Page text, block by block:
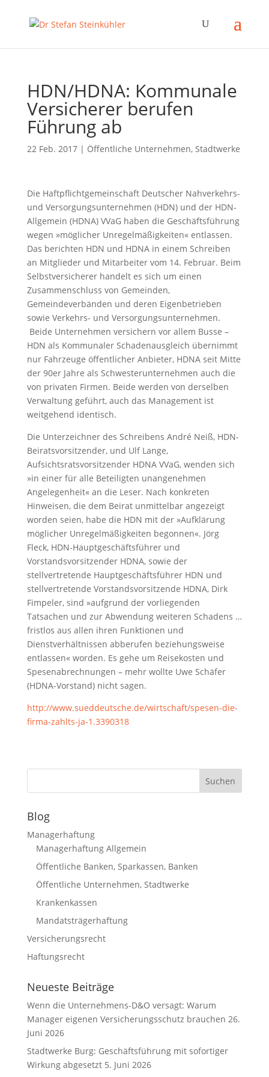
HDN/HDNA: Kommunale
Versicherer berufen
Führung ab
22 Feb. 2017| Öffentliche Unternehmen, Stadtwerke
Die Haftpflichtgemeinschaft Deutscher Nahverkehrs-
und Versorgungsunternehmen (HDN) und der HDN-
Allgemein (HDNA) VVaG haben die Geschäftsführung
wegen »möglicher Unregelmäßigkeiten« entlassen.
Das berichten HDN und HDNA in einem Schreiben
an Mitglieder und Mitarbeiter vom 14. Februar. Beim
Selbstversicherer handelt es sich um einen
Zusammenschluss von Gemeinden,
Gemeindeverbänden und deren Eigenbetrieben
sowie Verkehrs- und Versorgungsunternehmen.
Beide Unternehmen versichern vor allem Busse –
HDN als Kommunaler Schadenausgleich übernimmt
nur Fahrzeuge öffentlicher Anbieter, HDNA seit Mitte
der 90er Jahre als Schwesterunternehmen auch die
von privaten Firmen. Beide werden von derselben
Verwaltung geführt, auch das Management ist
weitgehend identisch.
Die Unterzeichner des Schreibens André Neiß, HDN-
Beiratsvorsitzender, und Ulf Lange,
Aufsichtsratsvorsitzender HDNA VVaG, wenden sich
»in einer für alle Beteiligten unangenehmen
Angelegenheit« an die Leser. Nach konkreten
Hinweisen, die dem Beirat unmittelbar angezeigt
worden seien, habe die HDN mit der »Aufklärung
möglicher Unregelmäßigkeiten begonnen«. Jörg
Fleck, HDN-Hauptgeschäftsführer und
Vorstandsvorsitzender HDNA, sowie der
stellvertretende Hauptgeschäftsführer HDN und
stellvertretende Vorstandsvorsitzende HDNA, Dirk
Fimpeler, sind »aufgrund der vorliegenden
Tatsachen und zur Abwendung weiteren Schadens …
fristlos aus allen ihren Funktionen und
Dienstverhältnissen abberufen beziehungsweise
entlassen« worden. Es gehe um Reisekosten und
Spesenabrechnungen – mehr wollte Uwe Schäfer
(HDNA-Vorstand) nicht sagen.
http://www.sueddeutsche.de/wirtschaft/spesen-die-
firma-zahlts-ja-1.3390318
Blog
Managerhaftung
Managerhaftung Allgemein
Öffentliche Banken, Sparkassen, Banken
Öffentliche Unternehmen, Stadtwerke
Krankenkassen
Mandatsträgerhaftung
Versicherungsrecht
Haftungsrecht
Neueste Beiträge
Wenn die Unternehmens-D&O versagt: Warum
Manager eigenen Versicherungsschutz brauchen 26.
Juni 2026
Stadtwerke Burg: Geschäftsführung mit sofortiger
Wirkung abgesetzt 5. Juni 2026